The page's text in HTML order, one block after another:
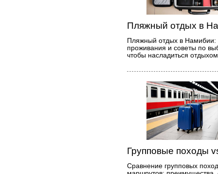
Пляжный отдых в
Пляжный отдых в Намибии:
проживания и советы по
чтобы насладиться
Групповые походы
Сравнение групповых